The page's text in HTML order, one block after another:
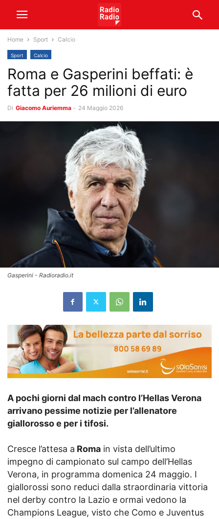
Home Sport Calcio
Sport Calcio
Roma e Gasperini beffati: è
fatta per 26 milioni di euro
Di Giacomo Auriemma - 24 Maggio 2026
Gasperini - Radioradio.it
A pochi giorni dal mach contro l’Hellas Verona
arrivano pessime notizie per l’allenatore
giallorosso e per i tifosi.
Cresce l’attesa a Roma in vista dell’ultimo
impegno di campionato sul campo dell’Hellas
Verona, in programma domenica 24 maggio. I
giallorossi sono reduci dalla straordinaria vittoria
nel derby contro la Lazio e ormai vedono la
Champions League, visto che Como e Juventus